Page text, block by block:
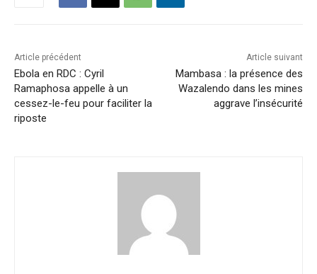
Article précédent
Ebola en RDC : Cyril
Ramaphosa appelle à un
cessez-le-feu pour faciliter la
riposte
Article suivant
Mambasa : la présence des
Wazalendo dans les mines
aggrave l’insécurité